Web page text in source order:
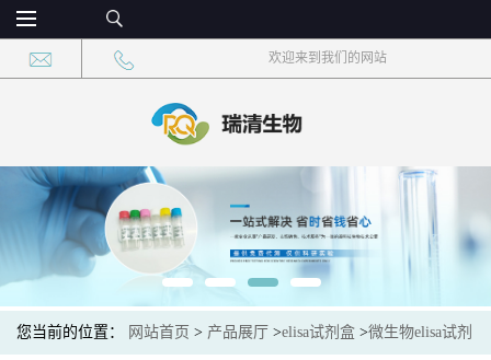
欢迎来到我们的网站
您当前的位置： 网站首页 > 产品展厅 >elisa试剂盒 >微生物elisa试剂